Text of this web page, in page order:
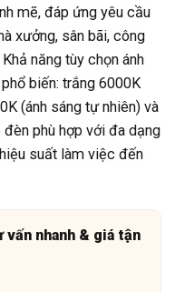
mẽ, đáp ứng yêu cầu
xưởng, sân bãi, công
năng tùy chọn ánh
biến: trắng 6000K
(ánh sáng tự nhiên) và
phù hợp với đa dạng
suất làm việc đến
vấn nhanh & giá tận